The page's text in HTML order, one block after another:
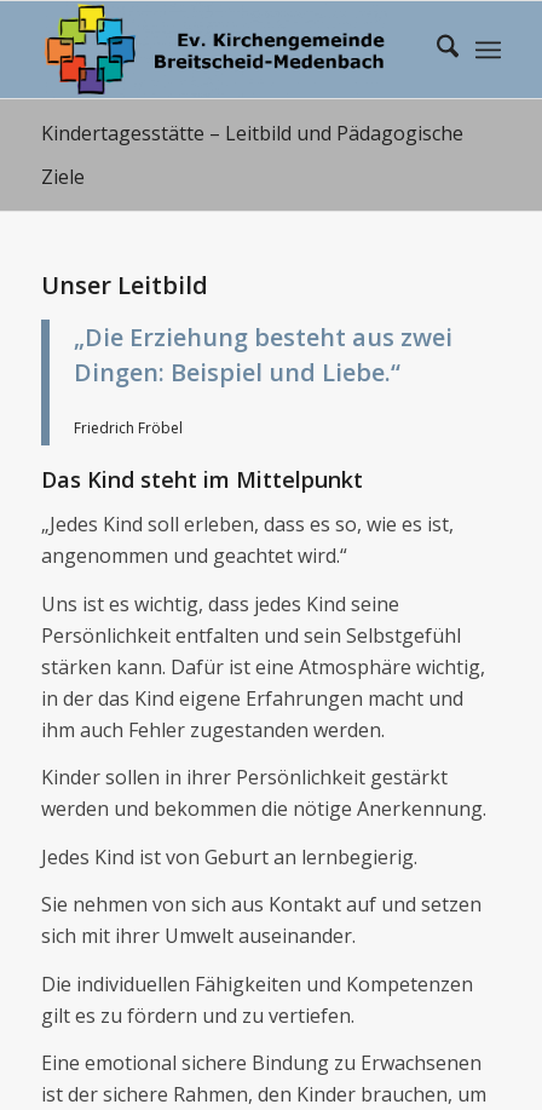
Kindertagesstätte – Leitbild und Pädagogische
Ziele
Unser Leitbild
„Die Erziehung besteht aus zwei
Dingen: Beispiel und Liebe.“
Friedrich Fröbel
Das Kind steht im Mittelpunkt
„Jedes Kind soll erleben, dass es so, wie es ist,
angenommen und geachtet wird.“
Uns ist es wichtig, dass jedes Kind seine
Persönlichkeit entfalten und sein Selbstgefühl
stärken kann. Dafür ist eine Atmosphäre wichtig,
in der das Kind eigene Erfahrungen macht und
ihm auch Fehler zugestanden werden.
Kinder sollen in ihrer Persönlichkeit gestärkt
werden und bekommen die nötige Anerkennung.
Jedes Kind ist von Geburt an lernbegierig.
Sie nehmen von sich aus Kontakt auf und setzen
sich mit ihrer Umwelt auseinander.
Die individuellen Fähigkeiten und Kompetenzen
gilt es zu fördern und zu vertiefen.
Eine emotional sichere Bindung zu Erwachsenen
ist der sichere Rahmen, den Kinder brauchen, um